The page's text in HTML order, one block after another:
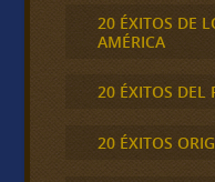
20 ÉXITOS DE
AMÉRICA
20 ÉXITOS DEL
20 ÉXITOS